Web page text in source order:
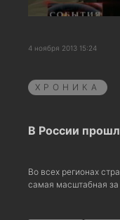
4 ноября 2013 15:24
ХРОНИКА
В России
Во всех регионах
самая масштабная за